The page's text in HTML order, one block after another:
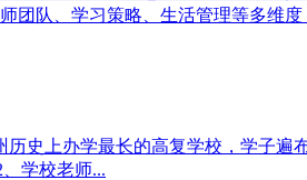
团队、学习策略、生活管理等多维度
史上办学最长的高复学校，学子遍
学校老师...